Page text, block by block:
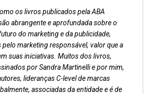
os livros publicados pela ABA
abrangente e aprofundada sobre o
do marketing e da publicidade,
marketing responsável, valor que a
suas iniciativas. Muitos dos livros,
por Sandra Martinelli e por mim,
lideranças C-level de marcas
associadas da entidade e é de